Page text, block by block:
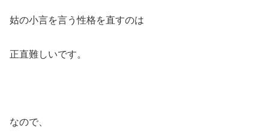
姑の小言を言う性格を直すのは
正直難しいです。
なので、